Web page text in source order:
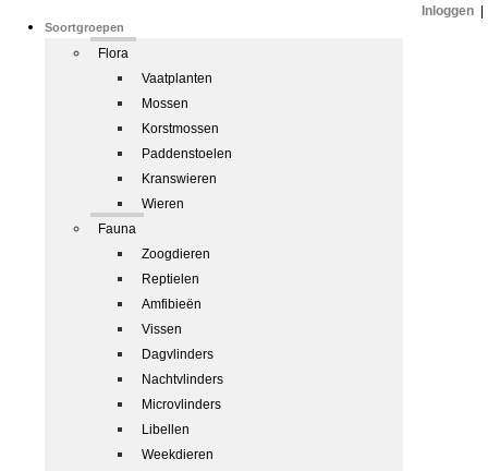
Soortgroepen
Flora
Vaatplanten
Mossen
Korstmossen
Paddenstoelen
Kranswieren
Wieren
Fauna
Zoogdieren
Reptielen
Amfibieën
Vissen
Dagvlinders
Nachtvlinders
Microvlinders
Libellen
Weekdieren
Inloggen